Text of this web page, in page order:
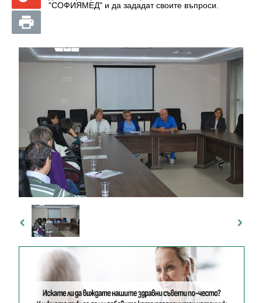
"СОФИЯМЕД" и да зададат своите въпроси.